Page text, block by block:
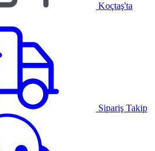
Koçtaş'ta
Sipariş Takip